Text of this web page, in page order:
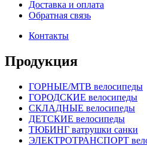
Доставка и оплата
Обратная связь
Контакты
Продукция
ГОРНЫЕ/MTB велосипеды
ГОРОДСКИЕ велосипеды
СКЛАДНЫЕ велосипеды
ДЕТСКИЕ велосипеды
ТЮБИНГ ватрушки санки
ЭЛЕКТРОТРАНСПОРТ вело